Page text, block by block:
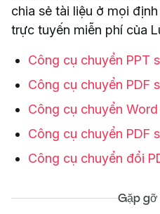
chia sẻ tài liệu ở mọi
trực tuyến miễn phí của
Công cụ chuyển PPT
Công cụ chuyển PDF
Công cụ chuyển Word
Công cụ chuyển PDF
Công cụ chuyển đổi
Gặp